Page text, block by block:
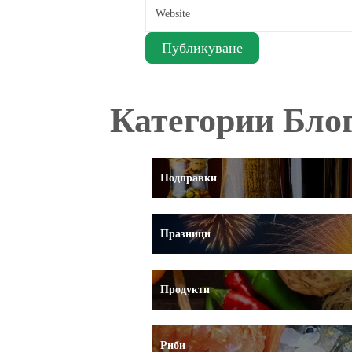
Категории
Подправки
Празници
Продукти
Риби